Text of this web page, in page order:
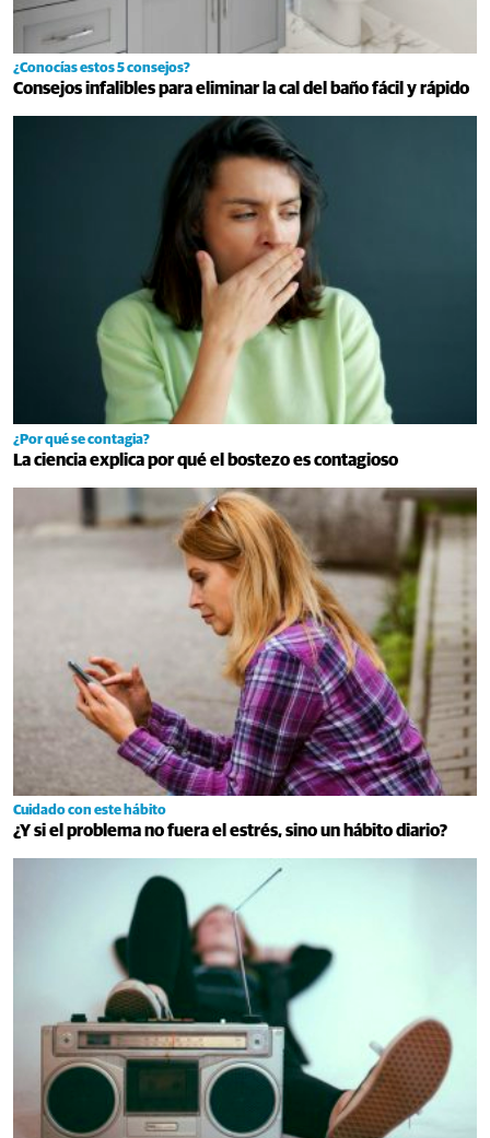
¿Conocías estos 5 consejos?
Consejos infalibles para eliminar la cal del baño fácil y rápido
¿Por qué se contagia?
La ciencia explica por qué el bostezo es contagioso
Cuidado con este hábito
¿Y si el problema no fuera el estrés, sino un hábito diario?